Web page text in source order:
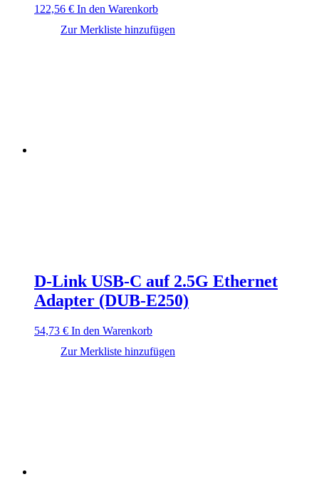
122,56 € In den Warenkorb
Zur Merkliste hinzufügen
D-Link USB-C auf 2.5G Ethernet
Adapter (DUB-E250)
54,73 € In den Warenkorb
Zur Merkliste hinzufügen